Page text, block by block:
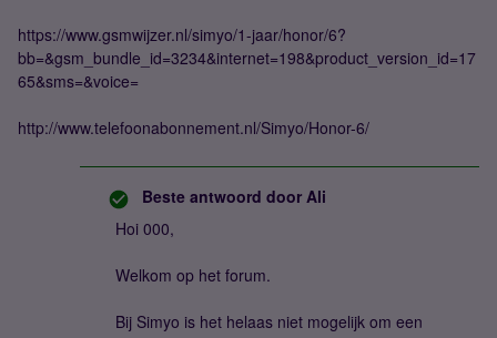
https://www.gsmwijzer.nl/simyo/1-jaar/honor/6?
bb=&gsm_bundle_id=3234&internet=198&product_version_id=17
65&sms=&voice=
http://www.telefoonabonnement.nl/Simyo/Honor-6/
Beste antwoord door Ali
Hoi 000,
Welkom op het forum.
Bij Simyo is het helaas niet mogelijk om een